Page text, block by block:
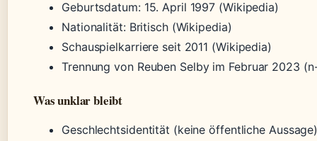
Geburtsdatum: 15. April 1997 (Wikipedia)
Nationalität: Britisch (Wikipedia)
Schauspielkarriere seit 2011 (Wikipedia)
Trennung von Reuben Selby im Februar 2023
Was unklar bleibt
Geschlechtsidentität (keine öffentliche